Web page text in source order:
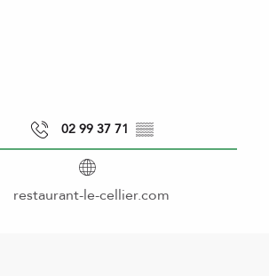
02 99 37 71 ▒▒
restaurant-le-cellier.com